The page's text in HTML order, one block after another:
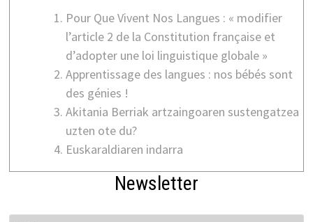
Pour Que Vivent Nos Langues : « modifier
l’article 2 de la Constitution française et
d’adopter une loi linguistique globale »
Apprentissage des langues : nos bébés sont
des génies !
Akitania Berriak artzaingoaren sustengatzea
uzten ote du?
Euskaraldiaren indarra
Newsletter